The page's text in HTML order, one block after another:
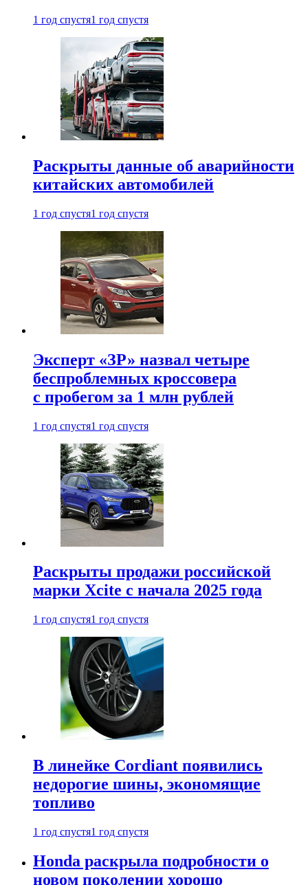
1 год спустя1 год спустя
Раскрыты данные об аварийности
китайских автомобилей
1 год спустя1 год спустя
Эксперт «ЗР» назвал четыре
беспроблемных кроссовера
с пробегом за 1 млн рублей
1 год спустя1 год спустя
Раскрыты продажи российской
марки Xcite с начала 2025 года
1 год спустя1 год спустя
В линейке Cordiant появились
недорогие шины, экономящие
топливо
1 год спустя1 год спустя
Honda раскрыла подробности о
новом поколении хорошо